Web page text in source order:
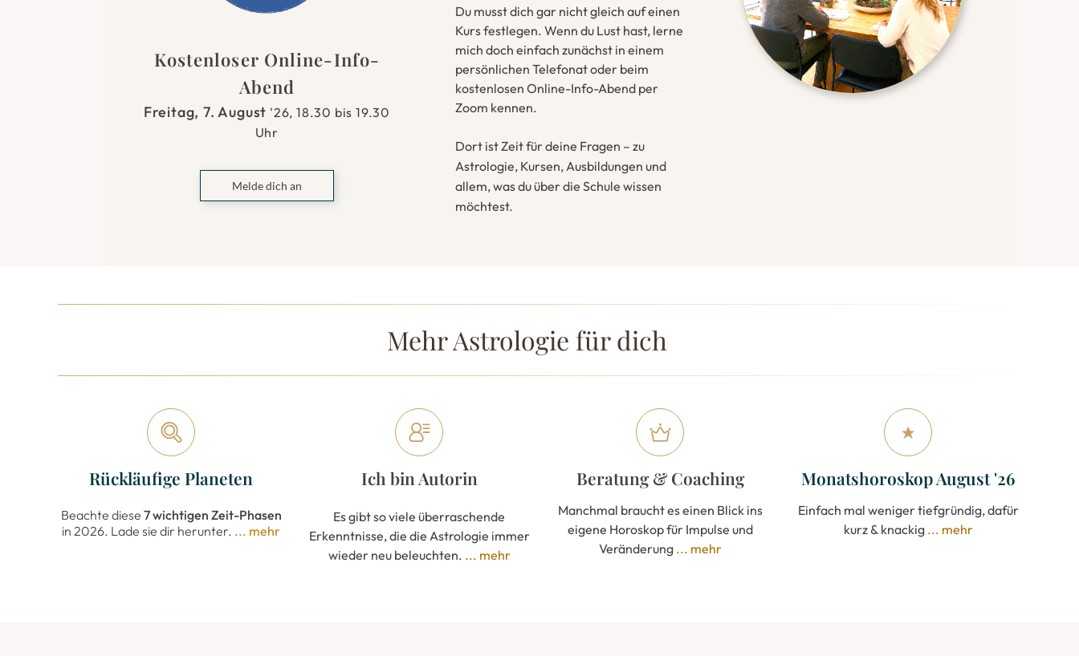
Kostenloser Online-Info-
Abend
Freitag, 7. August '26, 18.30 bis 19.30
Uhr
Melde dich an
Du musst dich gar nicht gleich auf einen
Kurs festlegen. Wenn du Lust hast, lerne
mich doch einfach zunächst in einem
persönlichen Telefonat oder beim
kostenlosen Online-Info-Abend per
Zoom kennen.
Dort ist Zeit für deine Fragen – zu
Astrologie, Kursen, Ausbildungen und
allem, was du über die Schule wissen
möchtest.
Mehr Astrologie für dich
Rückläufige Planeten
Beachte diese 7 wichtigen Zeit-Phasen
in 2026. Lade sie dir herunter. ... mehr
Ich bin Autorin
Es gibt so viele überraschende
Erkenntnisse, die die Astrologie immer
wieder neu beleuchten. ... mehr
Beratung & Coaching
Manchmal braucht es einen Blick ins
eigene Horoskopfür Impulse und
Veränderung ... mehr
Monatshoroskop August '26
Einfach mal weniger tiefgründig, dafür
kurz & knackig ... mehr